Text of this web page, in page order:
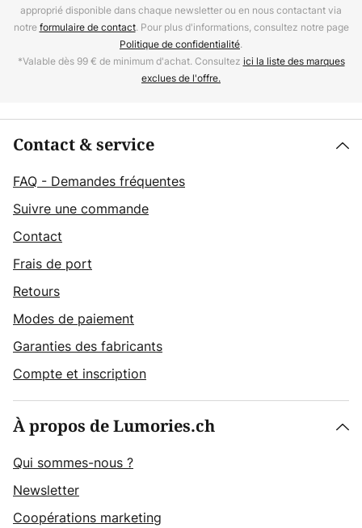
approprié disponible dans chaque newsletter ou en nous contactant via
notreformulaire de contact. Pour plus d'informations, consultez notre page
Politique de confidentialité.
*Valable dès 99 € de minimum d'achat. Consultez ici la liste des marques
exclues de l'offre.
Contact & service
FAQ - Demandes fréquentes
Suivre une commande
Contact
Frais de port
Retours
Modes de paiement
Garanties des fabricants
Compte et inscription
À propos de Lumories.ch
Qui sommes-nous ?
Newsletter
Coopérations marketing